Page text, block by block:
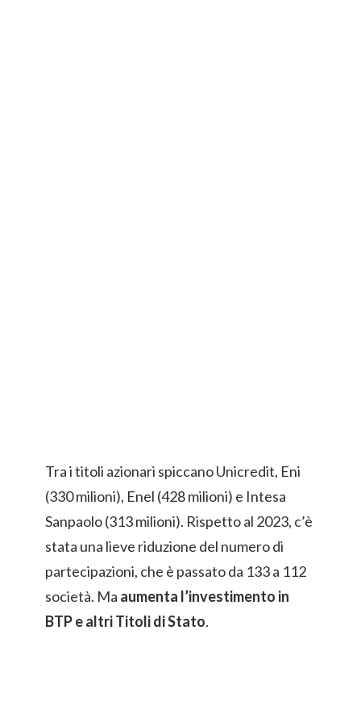
Tra i titoli azionari spiccano Unicredit, Eni
(330 milioni), Enel (428 milioni) e Intesa
Sanpaolo (313 milioni). Rispetto al 2023, c’è
stata una lieve riduzione del numero di
partecipazioni, che è passato da 133 a 112
società. Ma aumenta l’investimento in
BTP e altri Titoli di Stato.